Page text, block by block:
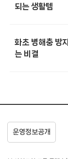
되는 생활템
화초 병해충 방
는 비결